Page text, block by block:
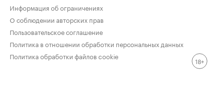
Информация об ограничениях
О соблюдении авторских прав
Пользовательское соглашение
Политика в отношении обработки персональных данных
Политика обработки файлов cookie
18+